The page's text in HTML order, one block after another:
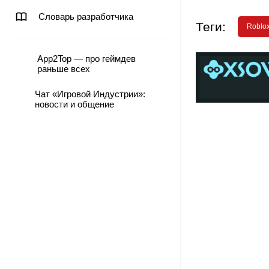
Словарь разработчика
App2Top — про геймдев
раньше всех
Чат «Игровой Индустрии»:
новости и общение
Теги: